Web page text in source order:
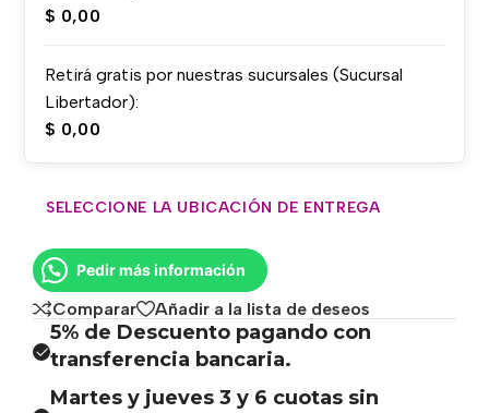
$ 0,00
Retirá gratis por nuestras sucursales (Sucursal
Libertador):
$ 0,00
SELECCIONE LA UBICACIÓN DE ENTREGA
Pedir más información
Comparar Añadir a la lista de deseos
5% de Descuento pagando con
transferencia bancaria.
Martes y jueves 3 y 6 cuotas sin